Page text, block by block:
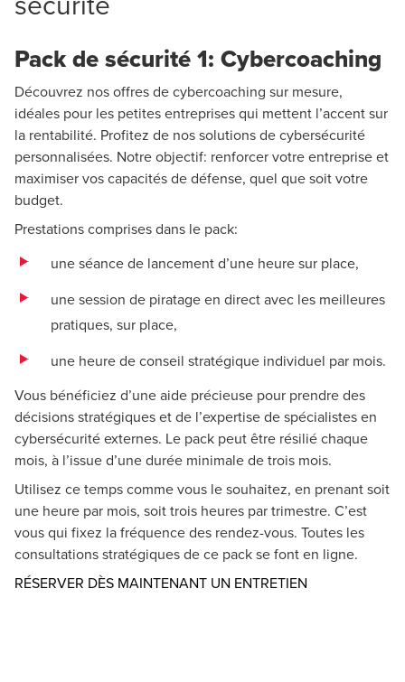
Pack de sécurité 1: Cybercoaching
Découvrez nos offres de cybercoaching sur mesure,
idéales pour les petites entreprises qui mettent l’accent sur
la rentabilité. Profitez de nos solutions de cybersécurité
personnalisées. Notre objectif: renforcer votre entreprise et
maximiser vos capacités de défense, quel que soit votre
budget.
Prestations comprises dans le pack:
une séance de lancement d’une heure sur place,
une session de piratage en direct avec les meilleures
pratiques, sur place,
une heure de conseil stratégique individuel par mois.
Vous bénéficiez d’une aide précieuse pour prendre des
décisions stratégiques et de l’expertise de spécialistes en
cybersécurité externes. Le pack peut être résilié chaque
mois, à l’issue d’une durée minimale de trois mois.
Utilisez ce temps comme vous le souhaitez, en prenant soit
une heure par mois, soit trois heures par trimestre. C’est
vous qui fixez la fréquence des rendez-vous. Toutes les
consultations stratégiques de ce pack se font en ligne.
RÉSERVER DÈS MAINTENANT UN ENTRETIEN